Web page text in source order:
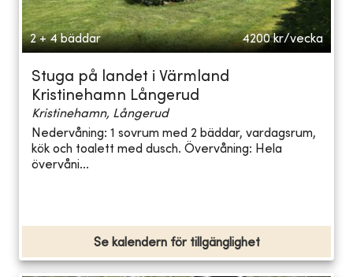
2 + 4 bäddar 4200 kr/vecka
Stuga på landet i Värmland
Kristinehamn Långerud
Kristinehamn, Långerud
Nedervåning: 1 sovrum med 2 bäddar, vardagsrum,
kök och toalett med dusch. Övervåning: Hela
övervåni...
Se kalendern för tillgänglighet